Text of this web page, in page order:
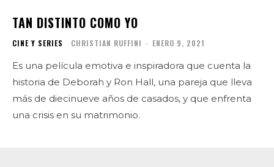
TAN DISTINTO COMO YO
CINE Y SERIES CHRISTIAN RUFFINI - ENERO 9, 2021
Es una película emotiva e inspiradora que cuenta la
historia de Deborah y Ron Hall, una pareja que lleva
más de diecinueve años de casados, y que enfrenta
una crisis en su matrimonio.